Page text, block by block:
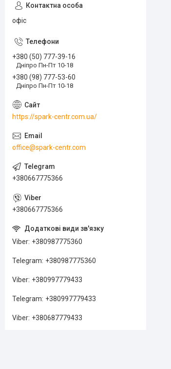
офіс
+380 (50) 777-39-16
Дніпро Пн-Пт 10-18
+380 (98) 777-53-60
Дніпро Пн-Пт 10-18
https://spark-centr.com.ua/
office@spark-centr.com
+380667775366
+380667775366
Viber +380987775360
Telegram +380987775360
Viber +380997779433
Telegram +380997779433
Viber +380687779433